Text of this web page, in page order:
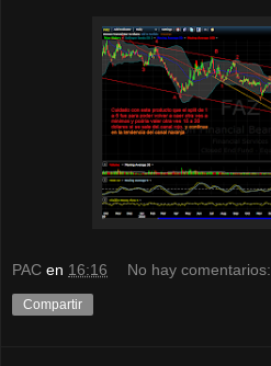
PAC en 16:16 No hay comentarios:
Compartir